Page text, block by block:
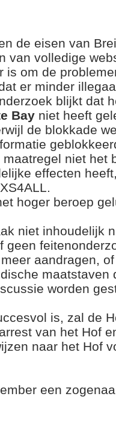
de eisen van
van volledige
is om de
er minder
blijkt dat
Bay niet heeft
de blokkade
niet het
effecten
hoger beroep
niet inhoudelijk
geen
aandragen,
maatstaven
worden
is, zal de
van het Hof
naar het Hof
een